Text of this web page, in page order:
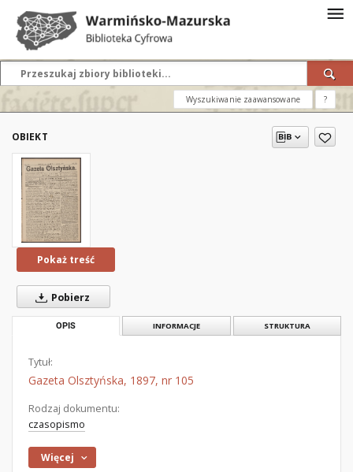
Wyszukiwanie zaawansowane ?
OBIEKT
Pokaż treść
Pobierz
OPIS INFORMACJE STRUKTURA
Tytuł:
Gazeta Olsztyńska, 1897, nr 105
Rodzaj dokumentu:
czasopismo
Więcej